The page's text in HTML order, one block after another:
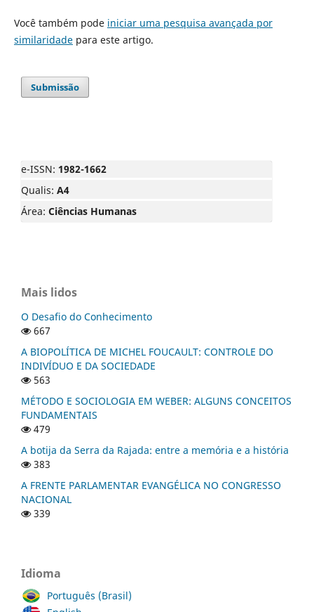
Você também pode iniciar uma pesquisa avançada por
similaridadepara este artigo.
Submissão
e-ISSN: 1982-1662
Qualis: A4
Área: Ciências Humanas
Mais lidos
O Desafio do Conhecimento
667
A BIOPOLÍTICA DE MICHEL FOUCAULT: CONTROLE DO
INDIVÍDUO E DA SOCIEDADE
563
MÉTODO E SOCIOLOGIA EM WEBER: ALGUNS CONCEITOS
FUNDAMENTAIS
479
A botija da Serra da Rajada: entre a memória e a história
383
A FRENTE PARLAMENTAR EVANGÉLICA NO CONGRESSO
NACIONAL
339
Idioma
Português (Brasil)